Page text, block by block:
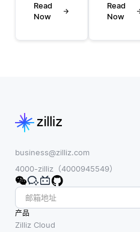
指
Tosca
或框
Tosca
是一种
测试自
动化工
具，广
泛用于
Read
Now
馏是一
种简化
本（称
型）的
Read
Now
business@zilliz.com
4000-zilliz（4000945549）
产品
Zilliz Cloud